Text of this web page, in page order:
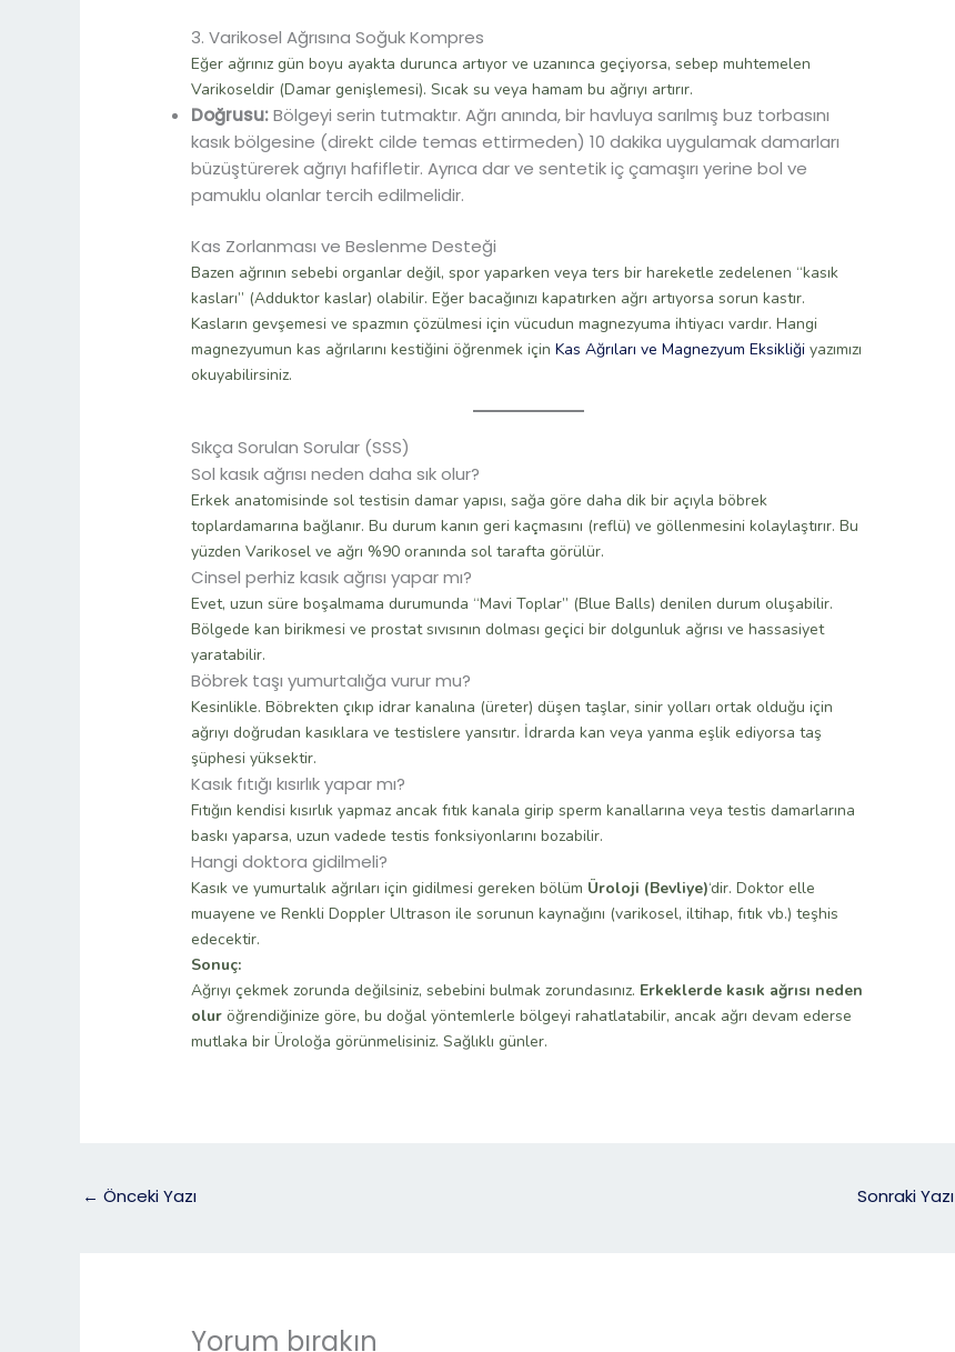
3. Varikosel Ağrısına Soğuk Kompres
Eğer ağrınız gün boyu ayakta durunca artıyor ve uzanınca geçiyorsa, sebep muhtemelen
Varikoseldir (Damar genişlemesi). Sıcak su veya hamam bu ağrıyı artırır.
Doğrusu:Bölgeyi serin tutmaktır. Ağrı anında, bir havluya sarılmış buz torbasını
kasık bölgesine (direkt cilde temas ettirmeden) 10 dakika uygulamak damarları
büzüştürerek ağrıyı hafifletir. Ayrıca dar ve sentetik iç çamaşırı yerine bol ve
pamuklu olanlar tercih edilmelidir.
Kas Zorlanması ve Beslenme Desteği
Bazen ağrının sebebi organlar değil, spor yaparken veya ters bir hareketle zedelenen “kasık
kasları” (Adduktor kaslar) olabilir. Eğer bacağınızı kapatırken ağrı artıyorsa sorun kastır.
Kasların gevşemesi ve spazmın çözülmesi için vücudun magnezyuma ihtiyacı vardır. Hangi
magnezyumun kas ağrılarını kestiğini öğrenmek içinKas Ağrıları ve Magnezyum Eksikliği yazımızı
okuyabilirsiniz.
Sıkça Sorulan Sorular (SSS)
Sol kasık ağrısı neden daha sık olur?
Erkek anatomisinde sol testisin damar yapısı, sağa göre daha dik bir açıyla böbrek
toplardamarına bağlanır. Bu durum kanın geri kaçmasını (reflü) ve göllenmesini kolaylaştırır. Bu
yüzden Varikosel ve ağrı %90 oranında sol tarafta görülür.
Cinsel perhiz kasık ağrısı yapar mı?
Evet, uzun süre boşalmama durumunda “Mavi Toplar” (Blue Balls) denilen durum oluşabilir.
Bölgede kan birikmesi ve prostat sıvısının dolması geçici bir dolgunluk ağrısı ve hassasiyet
yaratabilir.
Böbrek taşı yumurtalığa vurur mu?
Kesinlikle. Böbrekten çıkıp idrar kanalına (üreter) düşen taşlar, sinir yolları ortak olduğu için
ağrıyı doğrudan kasıklara ve testislere yansıtır. İdrarda kan veya yanma eşlik ediyorsa taş
şüphesi yüksektir.
Kasık fıtığı kısırlık yapar mı?
Fıtığın kendisi kısırlık yapmaz ancak fıtık kanala girip sperm kanallarına veya testis damarlarına
baskı yaparsa, uzun vadede testis fonksiyonlarını bozabilir.
Hangi doktora gidilmeli?
Kasık ve yumurtalık ağrıları için gidilmesi gereken bölüm Üroloji (Bevliye)‘dir. Doktor elle
muayene ve Renkli Doppler Ultrason ile sorunun kaynağını (varikosel, iltihap, fıtık vb.) teşhis
edecektir.
Sonuç:
Ağrıyı çekmek zorunda değilsiniz, sebebini bulmak zorundasınız. Erkeklerde kasık ağrısı neden
olur öğrendiğinize göre, bu doğal yöntemlerle bölgeyi rahatlatabilir, ancak ağrı devam ederse
mutlaka bir Üroloğa görünmelisiniz. Sağlıklı günler.
← Önceki Yazı Sonraki Yazı
Yorum bırakın